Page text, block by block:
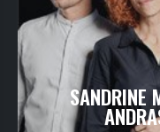
SANDRINE